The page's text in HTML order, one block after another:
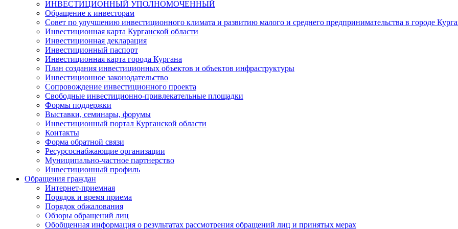
ИНВЕСТИЦИОННЫЙ УПОЛНОМОЧЕННЫЙ
Обращение к инвесторам
Совет по улучшению инвестиционного климата и развитию малого и среднего предпринимательства в городе
Инвестиционная карта Курганской области
Инвестиционная декларация
Инвестиционный паспорт
Инвестиционная карта города Кургана
План создания инвестиционных объектов и объектов инфраструктуры
Инвестиционное законодательство
Сопровождение инвестиционного проекта
Свободные инвестиционно-привлекательные площадки
Формы поддержки
Выставки, семинары, форумы
Инвестиционный портал Курганской области
Контакты
Форма обратной связи
Ресурсоснабжающие организации
Муниципально-частное партнерство
Инвестиционный профиль
Обращения граждан
Интернет-приемная
Порядок и время приема
Порядок обжалования
Обзоры обращений лиц
Обобщенная информация о результатах рассмотрения обращений лиц и принятых мерах